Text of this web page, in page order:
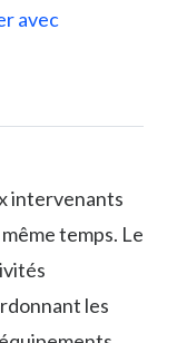
avec
intervenants
temps. Le
les